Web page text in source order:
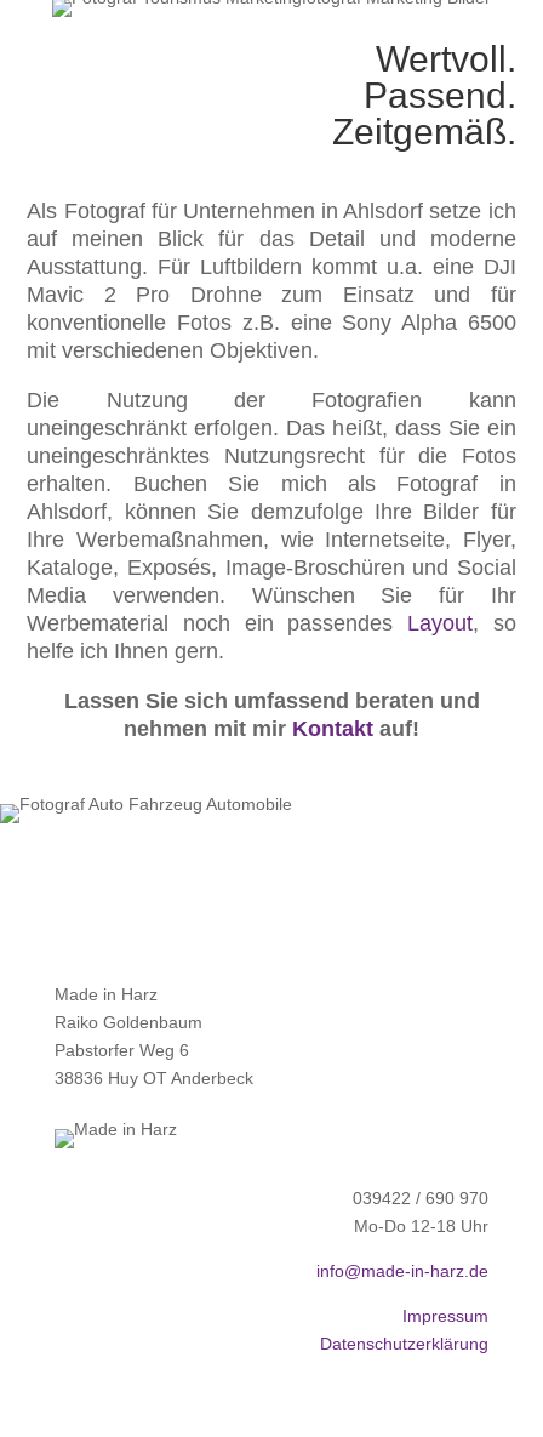
Wertvoll.
Passend.
Zeitgemäß.
Als Fotograf für Unternehmen in Ahlsdorf setze ich
auf meinen Blick für das Detail und moderne
Ausstattung. Für Luftbildern kommt u.a. eine DJI
Mavic 2 Pro Drohne zum Einsatz und für
konventionelle Fotos z.B. eine Sony Alpha 6500
mit verschiedenen Objektiven.
Die Nutzung der Fotografien kann
uneingeschränkt erfolgen. Das heißt, dass Sie ein
uneingeschränktes Nutzungsrecht für die Fotos
erhalten. Buchen Sie mich als Fotograf in
Ahlsdorf, können Sie demzufolge Ihre Bilder für
Ihre Werbemaßnahmen, wie Internetseite, Flyer,
Kataloge, Exposés, Image-Broschüren und Social
Media verwenden. Wünschen Sie für Ihr
Werbematerial noch ein passendes Layout, so
helfe ich Ihnen gern.
Lassen Sie sich umfassend beraten und
nehmen mit mir Kontakt auf!
Made in Harz
Raiko Goldenbaum
Pabstorfer Weg 6
38836 Huy OT Anderbeck
039422 / 690 970
Mo-Do 12-18 Uhr
info@made-in-harz.de
Impressum
Datenschutzerklärung